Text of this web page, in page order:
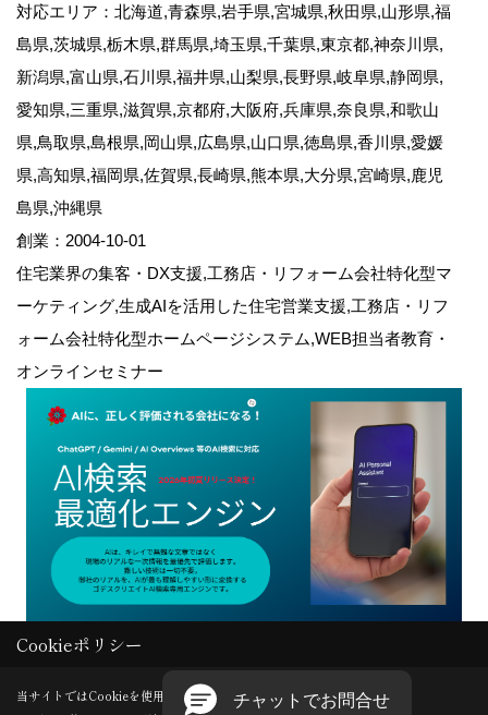
対応エリア：北海道,青森県,岩手県,宮城県,秋田県,山形県,福
島県,茨城県,栃木県,群馬県,埼玉県,千葉県,東京都,神奈川県,
新潟県,富山県,石川県,福井県,山梨県,長野県,岐阜県,静岡県,
愛知県,三重県,滋賀県,京都府,大阪府,兵庫県,奈良県,和歌山
県,鳥取県,島根県,岡山県,広島県,山口県,徳島県,香川県,愛媛
県,高知県,福岡県,佐賀県,長崎県,熊本県,大分県,宮崎県,鹿児
島県,沖縄県
創業：2004-10-01
住宅業界の集客・DX支援,工務店・リフォーム会社特化型マ
ーケティング,生成AIを活用した住宅営業支援,工務店・リフ
ォーム会社特化型ホームページシステム,WEB担当者教育・
オンラインセミナー
Copyright (c) GODDESS CREATE. All Rights Reserved.
Cookieポリシー
当サイトではCookieを使用します。